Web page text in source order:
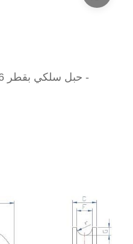
- حبل سلكي بقطر 36 مم إلى 60 مم مجهز بكشتبان صلب مصنوع من